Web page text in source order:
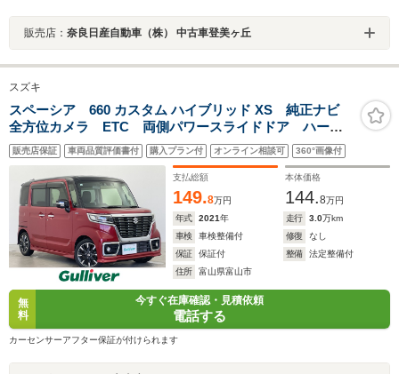
販売店： 奈良日産自動車（株） 中古車登美ヶ丘
スズキ
スペーシア 660 カスタム ハイブリッド XS 純正ナビ
全方位カメラ ETC 両側パワースライドドア ハーフ
レザーシート シートヒーター 衝突被害軽減システ
ム レーダークルーズコントロール コーナーセンサ
ー 純正アルミホイール フロアマット
販売店保証 車両品質評価書付 購入プラン付 オンライン相談可 360°画像付
支払総額
149.8万円
本体価格
144.8万円
年式
2021年 走行 3.0万km
車検
車検整備付 修復
なし
保証
保証付 整備
法定整備付
住所
富山県富山市
無
料
今すぐ在庫確認・見積依頼
電話する
カーセンサーアフター保証が付けられます